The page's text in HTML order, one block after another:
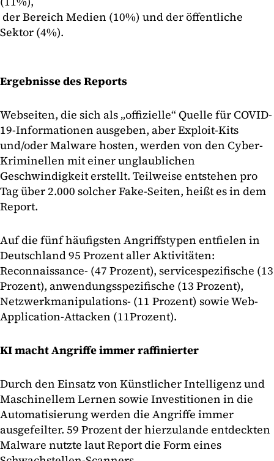
der Bereich Medien (10%) und der öffentliche
Sektor (4%).
Ergebnisse des Reports
Webseiten, die sich als „offizielle“ Quelle für COVID-
19-Informationen ausgeben, aber Exploit-Kits
und/oder Malware hosten, werden von den Cyber-
Kriminellen mit einer unglaublichen
Geschwindigkeit erstellt. Teilweise entstehen pro
Tag über 2.000 solcher Fake-Seiten, heißt es in dem
Report.
Auf die fünf häufigsten Angriffstypen entfielen in
Deutschland 95 Prozent aller Aktivitäten:
Reconnaissance- (47 Prozent), servicespezifische (13
Prozent), anwendungsspezifische (13 Prozent),
Netzwerkmanipulations- (11 Prozent) sowie Web-
Application-Attacken (11Prozent).
KI macht Angriffe immer raffinierter
Durch den Einsatz von Künstlicher Intelligenz und
Maschinellem Lernen sowie Investitionen in die
Automatisierung werden die Angriffe immer
ausgefeilter. 59 Prozent der hierzulande entdeckten
Malware nutzte laut Report die Form eines